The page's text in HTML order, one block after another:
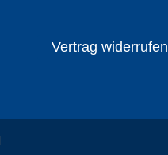
Vertrag widerrufen